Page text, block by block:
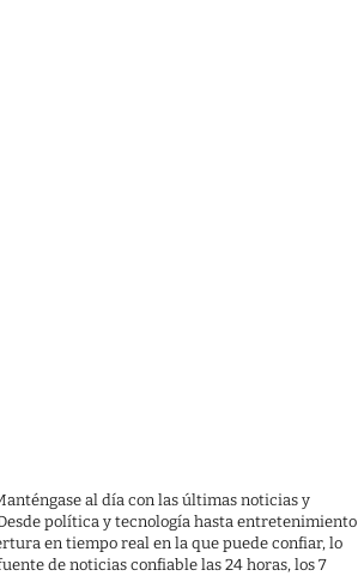
al día con las últimas noticias y
política y tecnología hasta entretenimiento
en tiempo real en la que puede confiar, lo
de noticias confiable las 24 horas, los 7